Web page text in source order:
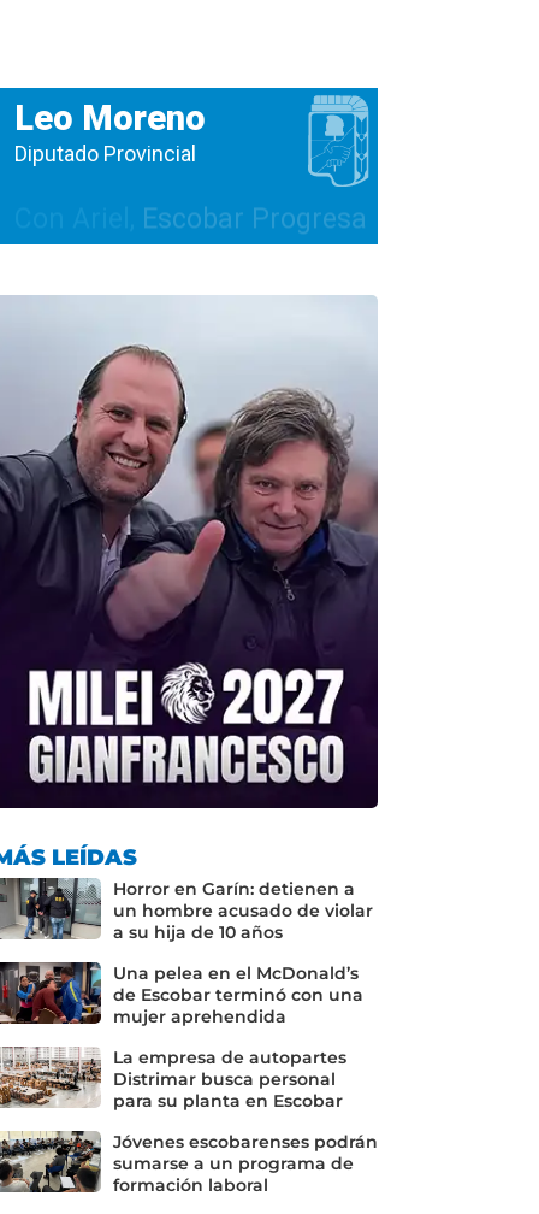
LEÍDAS
Horror en Garín: detienen a
un hombre acusado de violar
a su hija de 10 años
Una pelea en el McDonald’s
de Escobar terminó con una
mujer aprehendida
La empresa de autopartes
Distrimar busca personal
para su planta en Escobar
Jóvenes escobarenses podrán
sumarse a un programa de
formación laboral